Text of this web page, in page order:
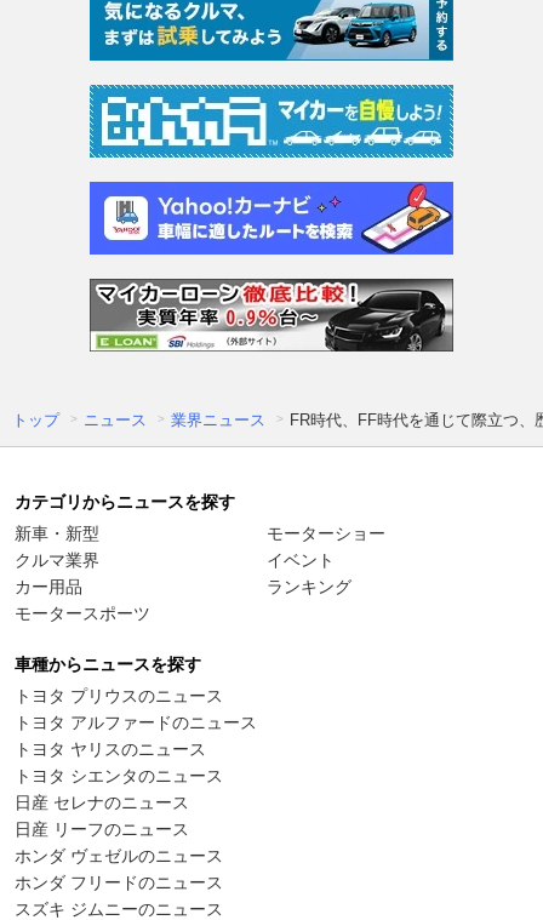
トップ ニュース 業界ニュース FR時代、FF時代を通じて際立つ
カテゴリからニュースを探す
新車・新型
クルマ業界
カー用品
モータースポーツ
モーターショー
イベント
ランキング
車種からニュースを探す
トヨタ プリウスのニュース
トヨタ アルファードのニュース
トヨタ ヤリスのニュース
トヨタ シエンタのニュース
日産 セレナのニュース
日産 リーフのニュース
ホンダ ヴェゼルのニュース
ホンダ フリードのニュース
スズキ ジムニーのニュース